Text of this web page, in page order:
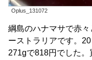
Oplus_131072
綱島のハナマサで赤
ーストラリアです。
271gで818円でした。